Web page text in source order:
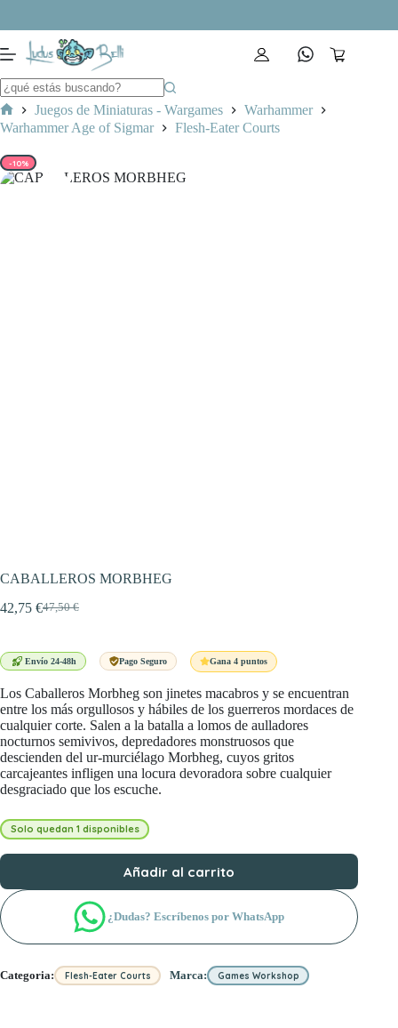
contenido
Carro
Inicio
Juegos de Miniaturas - Wargames
Warhammer
Warhammer Age of Sigmar
Flesh-Eater Courts
-10%
CABALLEROS MORBHEG
47,50€
El
era:
42,75 €El
es:
Envío 24-48h Pago Seguro Gana 4 puntos
Los Caballeros Morbheg son jinetes macabros y se encuentran
entre los más orgullosos y hábiles de los guerreros mordaces de
cualquier corte. Salen a la batalla a lomos de aulladores
nocturnos semivivos, depredadores monstruosos que
descienden del ur-murciélago Morbheg, cuyos gritos
carcajeantes infligen una locura devoradora sobre cualquier
desgraciado que los escuche.
Solo quedan 1 disponibles
Añadir al carrito
¿Dudas? Escríbenos por WhatsApp
Categoria: Flesh-Eater Courts Marca: Games Workshop